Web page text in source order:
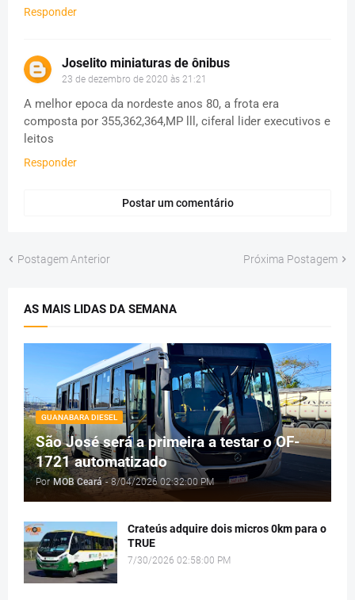
Responder
Joselito miniaturas de ônibus
23 de dezembro de 2020 às 21:21
A melhor epoca da nordeste anos 80, a frota era
composta por 355,362,364,MP lll, ciferal lider executivos e
leitos
Responder
Postar um comentário
Postagem Anterior Próxima Postagem
AS MAIS LIDAS DA SEMANA
GUANABARA DIESEL
São José será a primeira a testar o OF-
1721 automatizado
Por MOB Ceará - 8/04/2026 02:32:00 PM
Crateús adquire dois micros 0km para o
TRUE
7/30/2026 02:58:00 PM